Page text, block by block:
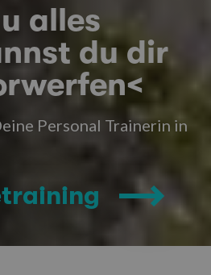
alles
du dir
Personal Trainerin in